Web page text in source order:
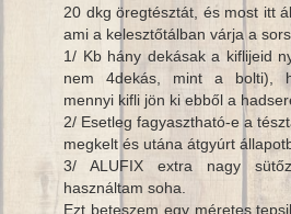
20 dkg öregtésztát, és most itt
ami a kelesztőtálban várja a
1/ Kb hány dekásak a kiflijeid
nem 4dekás, mint a bolti),
mennyi kifli jön ki ebből a
2/ Esetleg fagyasztható-e a
megkelt és utána átgyúrt
3/ ALUFIX extra nagy
használtam soha.
Ezt beteszem egy méretes